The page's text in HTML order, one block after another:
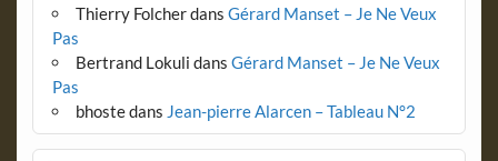
Thierry Folcherdans Gérard Manset – Je Ne Veux
Pas
Bertrand Lokuli dans Gérard Manset – Je Ne Veux
Pas
bhostedans Jean-pierre Alarcen – Tableau N°2